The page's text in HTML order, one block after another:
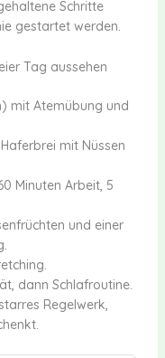
Schritte
gestartet werden.
Tag aussehen
mit Atemübung und
mit Nüssen
Minuten Arbeit, 5
und einer
dann Schlafroutine.
Regelwerk,